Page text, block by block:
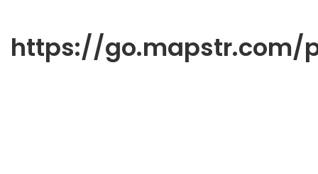
https://go.mapstr.com/